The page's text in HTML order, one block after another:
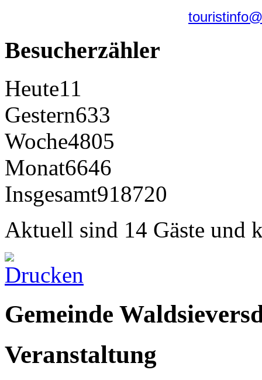
Besucherzähler
Heute11
Gestern633
Woche4805
Monat6646
Insgesamt918720
Aktuell sind 14 Gäste und
Gemeinde
Veranstaltung